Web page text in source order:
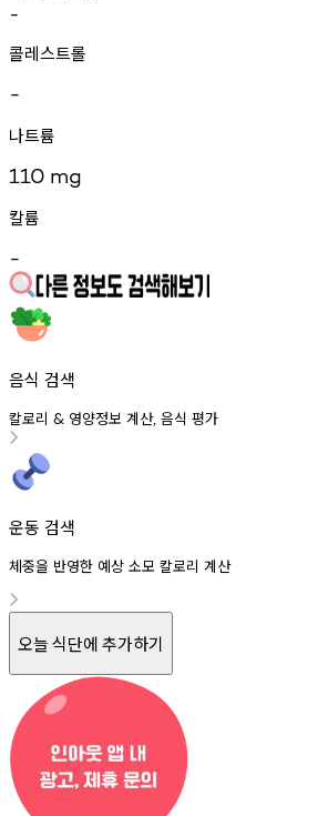
-
콜레스트롤
-
나트륨
110 mg
칼륨
-
음식 검색
칼로리 & 영양정보 계산, 음식 평가
운동 검색
체중을 반영한 예상 소모 칼로리 계산
오늘 식단에 추가하기